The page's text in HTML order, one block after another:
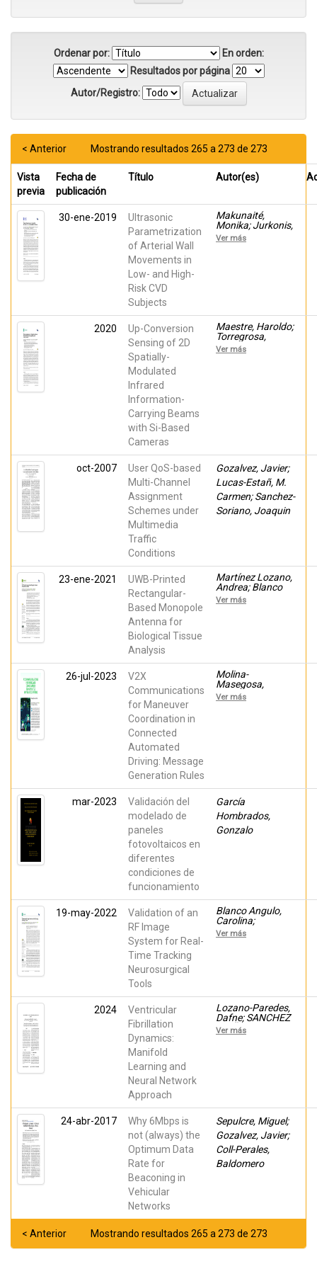
Ordenar por:
En orden:
Resultados por página
Autor/Registro:
Mostrando resultados 265 a 273 de 273
< Anterior
Vista
previa
Fecha de
publicación
Título Autor(es)
30-ene-2019
Ultrasonic
Parametrization
of Arterial Wall
Movements in
Low- and High-
Risk CVD
Subjects
Makunaité,
Monika; Jurkonis,
Rytis; Rodríguez-
Martínez, Alberto;
Ver más
2020
Up-Conversion
Sensing of 2D
Spatially-
Modulated
Infrared
Information-
Carrying Beams
with Si-Based
Cameras
Maestre, Haroldo;
Torregrosa,
Adrian J.;
Karamehmedovic,
Ver más
oct-2007
User QoS-based
Multi-Channel
Assignment
Schemes under
Multimedia
Traffic
Conditions
Gozalvez, Javier;
Lucas-Estañ, M.
Carmen; Sanchez-
Soriano, Joaquin
23-ene-2021
UWB-Printed
Rectangular-
Based Monopole
Antenna for
Biological Tissue
Analysis
Martínez Lozano,
Andrea; Blanco
Angulo, Carolina;
García Martínez,
Ernesto; Sabater-
Navarro, Jose
Maria
Ver más
26-jul-2023
V2X
Communications
for Maneuver
Coordination in
Connected
Automated
Driving: Message
Generation Rules
Molina-
Masegosa,
Rafael; Avedisov,
Sergei; Sepulcre,
Ver más
mar-2023
Validación del
modelado de
paneles
fotovoltaicos en
diferentes
condiciones de
funcionamiento
García
Hombrados,
Gonzalo
19-may-2022
Validation of an
RF Image
System for Real-
Time Tracking
Neurosurgical
Tools
Blanco Angulo,
Carolina;
Martínez Lozano,
Andrea; Juan,
Sabater-Navarro,
Jose Maria
Ver más
2024
Ventricular
Fibrillation
Dynamics:
Manifold
Learning and
Neural Network
Approach
Lozano-Paredes,
Dafne; SANCHEZ
MUÑOZ, JUAN
JOSE; Bote-Curiel,
Blanes, Francisco
Javier; Rojo-
Álvarez, José Luis
Ver más
24-abr-2017
Why 6Mbps is
not (always) the
Optimum Data
Rate for
Beaconing in
Vehicular
Networks
Sepulcre, Miguel;
Gozalvez, Javier;
Coll-Perales,
Baldomero
Mostrando resultados 265 a 273 de 273
< Anterior